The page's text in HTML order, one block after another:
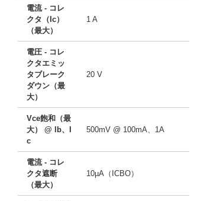
電流 - コレ
クタ（Ic）
（最大）
1 A
電圧 - コレ
クタエミッ
タブレーク
ダウン（最
大）
20 V
Vce飽和（最
大） @ lb、I
c
500mV @ 100mA、1A
電流 - コレ
クタ遮断
（最大）
10µA（ICBO）